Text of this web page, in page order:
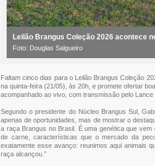
Leilão Brangus Coleção 2026 acontece
Foto: Douglas Salgueiro
Faltam cinco dias para o Leilão Brangus Coleção
na quinta-feira (21/05), às 20h, e promete ofertar
acompanhado ao vivo, com transmissão pelo Lance
Segundo o presidente do Núcleo Brangus Sul,
apenas de oportunidades, mas de mostrar o
a raça Brangus no Brasil. É uma genética que
de carne, características que o mercado da
exatamente esse avanço: reunimos aqui animais
raça alcançou.”